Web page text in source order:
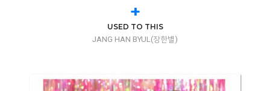
+
USED TO THIS
JANG HAN BYUL(장한별)